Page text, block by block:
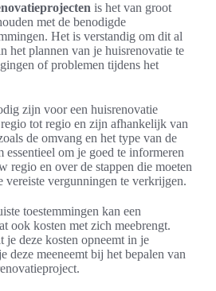
is het van groot
met de benodigde
Het is verstandig om dit al
het plannen van je huisrenovatie te
of problemen tijdens het
zijn voor een huisrenovatie
tot regio en zijn afhankelijk van
de omvang en het type van de
essentieel om je goed te informeren
regio en over de stappen die moeten
vereiste vergunningen te verkrijgen.
toestemmingen kan een
ook kosten met zich meebrengt.
je deze kosten opneemt in je
deze meeneemt bij het bepalen van